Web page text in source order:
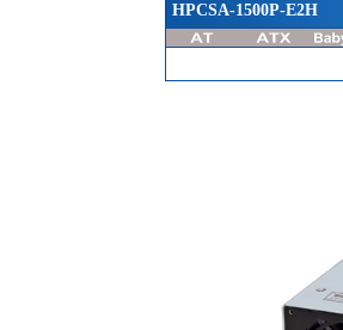
HPCSA-1500P-E2H